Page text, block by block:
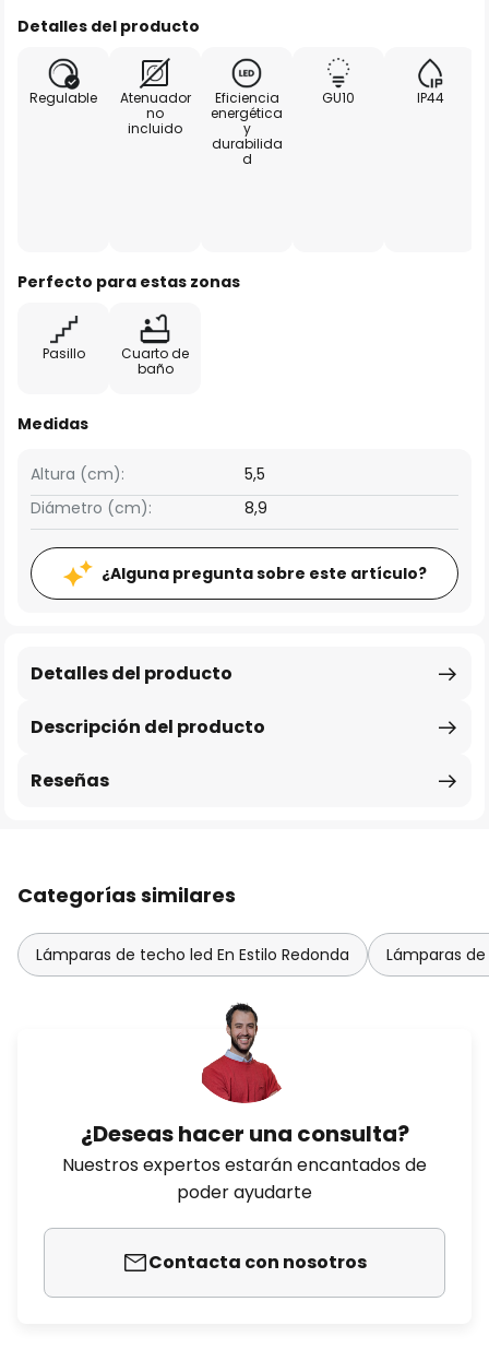
Detalles del producto
Regulable
Atenuador
no
incluido
Eficiencia
energética
y
durabilida
d
GU10 IP44
Perfecto para estas zonas
Pasillo
Cuarto de
baño
Medidas
Altura (cm):
5,5
Diámetro (cm):
8,9
¿Alguna pregunta sobre este artículo?
Descripción del producto
Detalles del producto
Reseñas
Categorías similares
Lámparas de techo led En Estilo Redonda Lámparas
¿Deseas hacer una consulta?
Nuestros expertos estarán encantados de
poder ayudarte
Contacta con nosotros